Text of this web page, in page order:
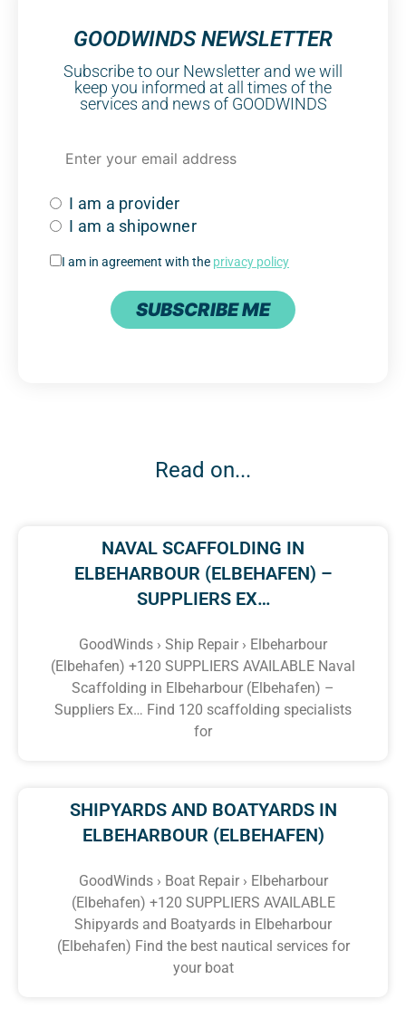
GOODWINDS NEWSLETTER
Subscribe to our Newsletter and we will
keep you informed at all times of the
services and news of GOODWINDS
I am a provider
I am a shipowner
I am in agreement with the privacy policy
SUBSCRIBE ME
Read on...
NAVAL SCAFFOLDING IN
ELBEHARBOUR (ELBEHAFEN) –
SUPPLIERS EX…
GoodWinds › Ship Repair › Elbeharbour
(Elbehafen) +120 SUPPLIERS AVAILABLE Naval
Scaffolding in Elbeharbour (Elbehafen) –
Suppliers Ex… Find 120 scaffolding specialists
for
SHIPYARDS AND BOATYARDS IN
ELBEHARBOUR (ELBEHAFEN)
GoodWinds › Boat Repair › Elbeharbour
(Elbehafen) +120 SUPPLIERS AVAILABLE
Shipyards and Boatyards in Elbeharbour
(Elbehafen) Find the best nautical services for
your boat